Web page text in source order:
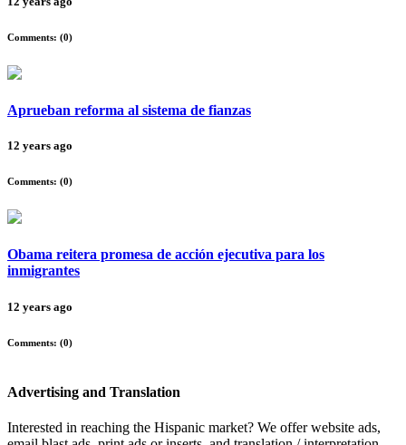
Comments: (0)
Aprueban reforma al sistema de fianzas
12 years ago
Comments: (0)
Obama reitera promesa de acción ejecutiva para los
inmigrantes
12 years ago
Comments: (0)
Advertising and Translation
Interested in reaching the Hispanic market? We offer website ads,